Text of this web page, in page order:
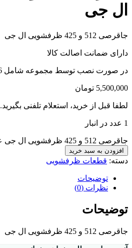
ال جی
جاقرصی 512 و 425 ظرفشویی ال جی
دارای ضمانت اصالت کالا
در صورت نصب توسط مجموعه شامل 6 ماه گارانتی می باشد.
5,500,000 تومان
لطفا قبل از خرید، استعلام تلفنی بگیرید.
1 عدد در انبار
جاقرصی 512 و 425 ظرفشویی ال جی عدد
افزودن به سبد خرید
دسته: قطعات ظرفشویی
توضیحات
نظرات (0)
توضیحات
جاقرصی 512 و 425 ظرفشویی ال جی